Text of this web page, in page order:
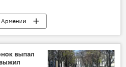
Армении
Происшествия
выпал